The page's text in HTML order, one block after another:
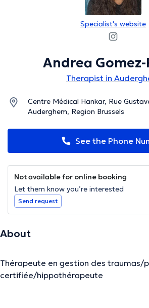
Specialist's website
Andrea Gomez-
Therapist in
Centre Médical Hankar, Rue
Auderghem, Region Brussels
See the Phone
Not available for online booking
Let them know you’re interested
Send request
About
Thérapeute en gestion des traumas/
certifiée/hippothérapeute